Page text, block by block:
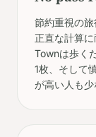
節約重視の旅
正直な計算
Townは歩く
1枚、そして
が高い人も少